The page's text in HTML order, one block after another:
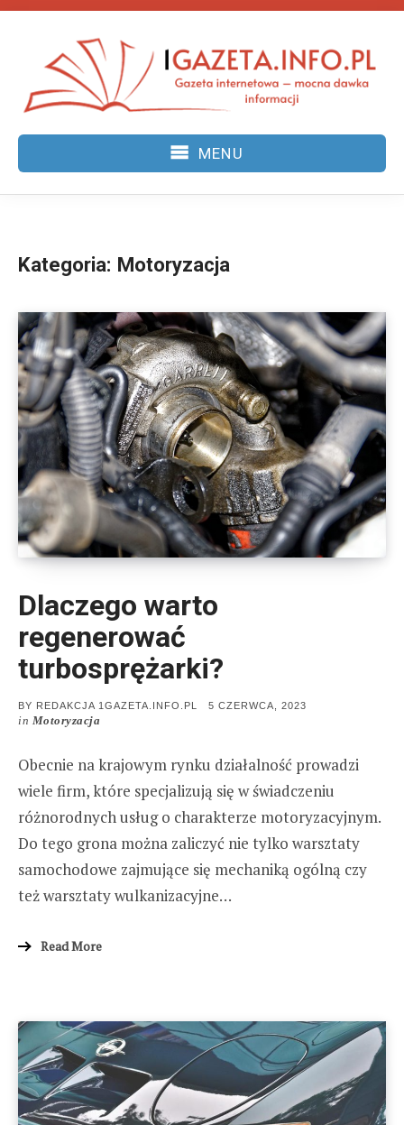
content
MENU
Kategoria: Motoryzacja
Dlaczego warto
regenerować
turbosprężarki?
BY REDAKCJA 1GAZETA.INFO.PL
POSTED
5 CZERWCA, 2023
in Motoryzacja
Obecnie na krajowym rynku działalność prowadzi
wiele firm, które specjalizują się w świadczeniu
różnorodnych usług o charakterze motoryzacyjnym.
Do tego grona można zaliczyć nie tylko warsztaty
samochodowe zajmujące się mechaniką ogólną czy
też warsztaty wulkanizacyjne…
Read More